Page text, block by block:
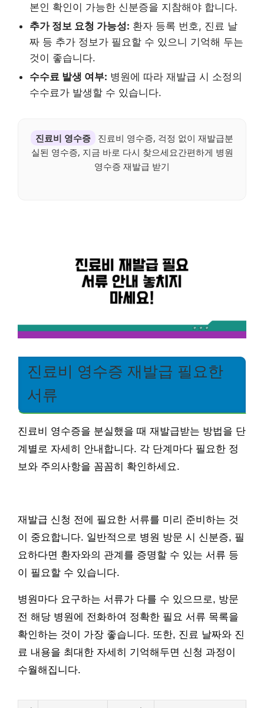
본인 확인이 가능한 신분증을 지참해야 합니다.
추가 정보 요청 가능성: 환자 등록 번호, 진료 날
짜 등 추가 정보가 필요할 수 있으니 기억해 두는
것이 좋습니다.
수수료 발생 여부: 병원에 따라 재발급 시 소정의
수수료가 발생할 수 있습니다.
진료비 영수증
진료비 영수증, 걱정 없이 재발급분
실된 영수증, 지금 바로 다시 찾으세요간편하게 병원
영수증 재발급 받기
진료비 영수증 재발급 필요한
서류
진료비 영수증을 분실했을 때 재발급받는 방법을 단
계별로 자세히 안내합니다. 각 단계마다 필요한 정
보와 주의사항을 꼼꼼히 확인하세요.
재발급 신청 전에 필요한 서류를 미리 준비하는 것
이 중요합니다. 일반적으로 병원 방문 시 신분증, 필
요하다면 환자와의 관계를 증명할 수 있는 서류 등
이 필요할 수 있습니다.
병원마다 요구하는 서류가 다를 수 있으므로, 방문
전 해당 병원에 전화하여 정확한 필요 서류 목록을
확인하는 것이 가장 좋습니다. 또한, 진료 날짜와 진
료 내용을 최대한 자세히 기억해두면 신청 과정이
수월해집니다.